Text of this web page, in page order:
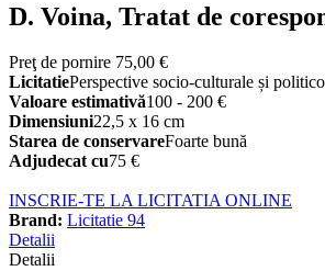
D. Voina, Tratat de
Preţ de pornire 75,00 €
LicitatiePerspective socio-culturale și
Valoare estimativă100 - 200 €
Dimensiuni22,5 x 16 cm
Starea de conservareFoarte bună
Adjudecat cu75 €
INSCRIE-TE LA LICITATIA ONLINE
Brand: Licitatie 94
Detalii
Detalii